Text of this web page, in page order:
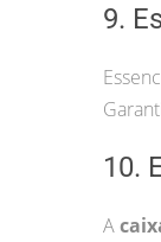
9.
10.
A